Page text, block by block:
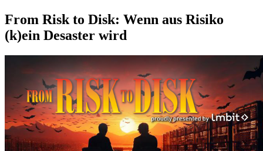
From Risk to Disk: Wenn aus Risiko
(k)ein Desaster wird